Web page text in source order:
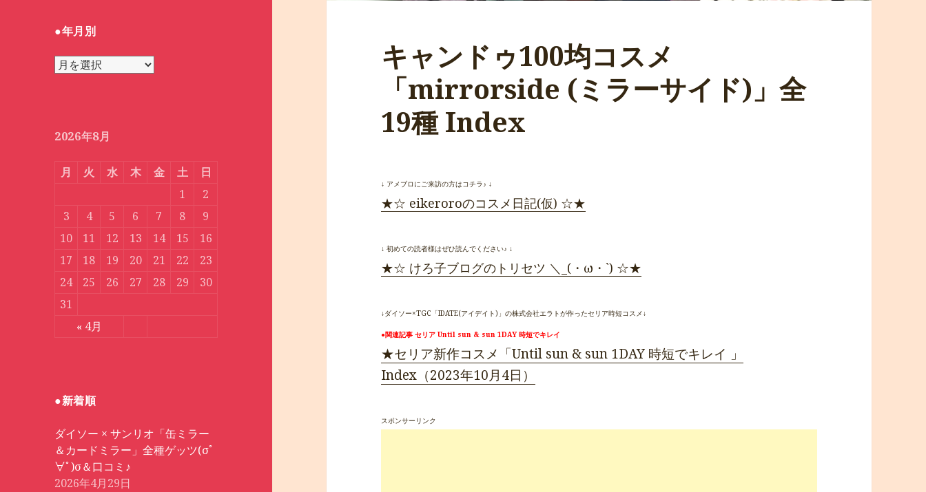
ド
●年月別
●
2026年8月
月 火 水 木 金 土 日
« 4月
1
2
3
4 5 6 7 8
9
10
11 12 13 14 15
16
17
18 19 20 21 22
23
24
25 26 27 28 29
30
31
●新着順
ダイソー × サンリオ「缶ミラー
＆カードミラー」全種ゲッツ(σﾟ
∀ﾟ)σ＆口コミ♪
2026年4月29日
キャンドゥ100均コスメ
「mirrorside (ミラーサイド)」全
19種 Index
↓ アメブロにご来訪の方はコチラ♪ ↓
★☆ eikeroroのコスメ日記(仮) ☆★
↓ 初めての読者様はぜひ読んでください♪ ↓
★☆ けろ子ブログのトリセツ ＼_(・ω・`) ☆★
↓ダイソー×TGC「IDATE(アイデイト)」の株式会社エラトが作ったセリア時短コスメ↓
●関連記事 セリア Until sun & sun 1DAY 時短でキレイ
★セリア新作コスメ「Until sun & sun 1DAY 時短でキレイ 」
Index（2023年10月4日）
スポンサーリンク